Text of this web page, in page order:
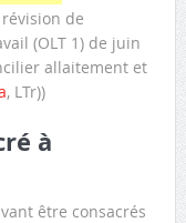
de
(OLT 1) de juin
allaitement et
, LTr))
à
être consacrés